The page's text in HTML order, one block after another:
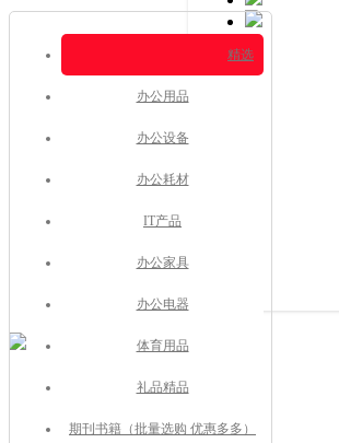
精选
办公用品
办公设备
办公耗材
IT产品
办公家具
办公电器
体育用品
礼品精品
期刊书籍（批量选购 优惠多多）